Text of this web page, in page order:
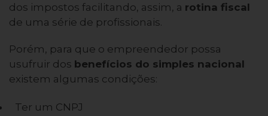
dos impostos facilitando, assim, a rotina fiscal
de uma série de profissionais.
Porém, para que o empreendedor possa
usufruir dos benefícios do simples nacional
existem algumas condições:
Ter um CNPJ